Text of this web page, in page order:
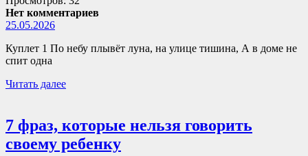
Нет комментариев
25.05.2026
Куплет 1 По небу плывёт луна, на улице тишина, А в доме не
спит одна
Читать далее
7 фраз, которые нельзя говорить
своему ребенку